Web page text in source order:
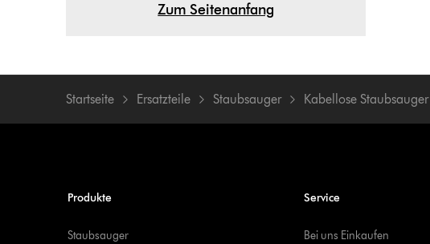
Zum Seitenanfang
Startseite Ersatzteile Staubsauger Kabellose Staubsauger
Produkte
Staubsauger
Service
Bei uns Einkaufen